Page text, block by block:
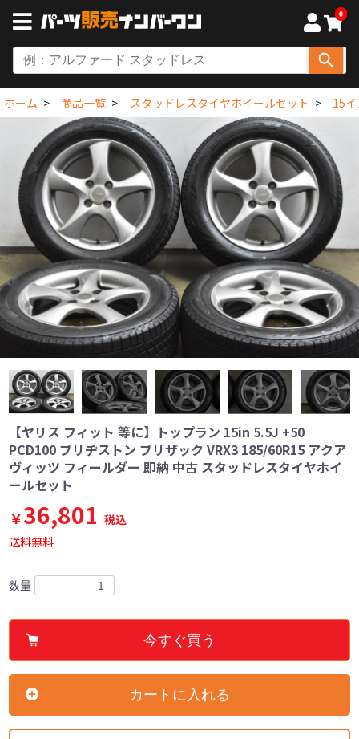
0
ホーム 商品一覧 スタッドレスタイヤホイールセット 15
【ヤリス フィット 等に】トップラン 15in 5.5J +50
PCD100 ブリヂストン ブリザック VRX3 185/60R15 アクア
ヴィッツ フィールダー 即納 中古 スタッドレスタイヤホイ
ールセット
￥36,801 税込
送料無料
数量
今すぐ買う
カートに入れる